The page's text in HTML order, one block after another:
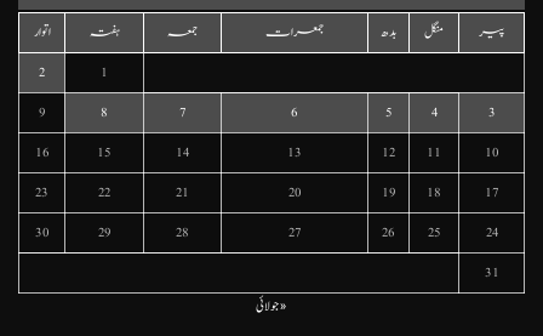
پیر منگل بدھ جمعرات جمعہ ہفتہ
اتوار
1
2
3
4
5
6
7
8
9
10
11
12
13
14
15
16
17
18
19
20
21
22
23
24
25
26
27
28
29
30
31
« جولائی